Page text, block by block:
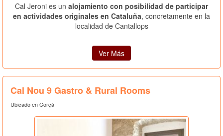
Cal Jeroni es un alojamiento con posibilidad de participar
en actividades originales en Cataluña, concretamente en la
localidad de Cantallops
Ver Más
Cal Nou 9 Gastro & Rural Rooms
Ubicado en Corçà